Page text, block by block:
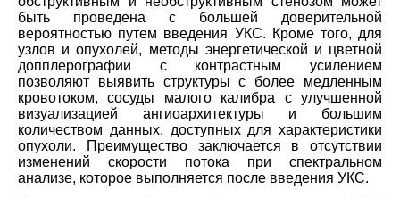
быть проведена с большей доверительной
вероятностью путем введения УКС. Кроме того, для
узлов и опухолей, методы энергетической и цветной
допплерографии с контрастным усилением
позволяют выявить структуры с более медленным
кровотоком, сосуды малого калибра с улучшенной
визуализацией ангиоархитектуры и большим
количеством данных, доступных для характеристики
опухоли. Преимущество заключается в отсутствии
изменений скорости потока при спектральном
анализе, которое выполняется после введения УКС.